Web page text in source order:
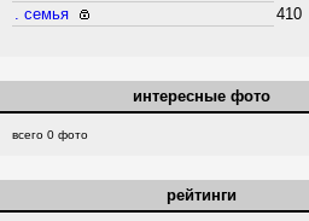
. семья
410
интересные фото
всего 0 фото
рейтинги